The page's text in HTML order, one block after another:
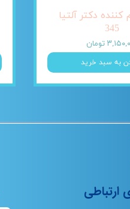
کننده دکتر آلتیا
345
تومان
به سبد خرید
ارتباطی